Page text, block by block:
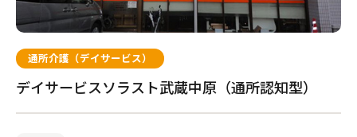
通所介護（デイサービス）
デイサービスソラスト武蔵中原（通所認知型）
訪問看護
訪問マッサージ